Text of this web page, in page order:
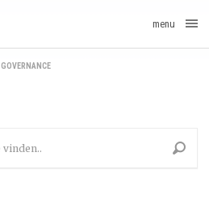
menu
GOVERNANCE